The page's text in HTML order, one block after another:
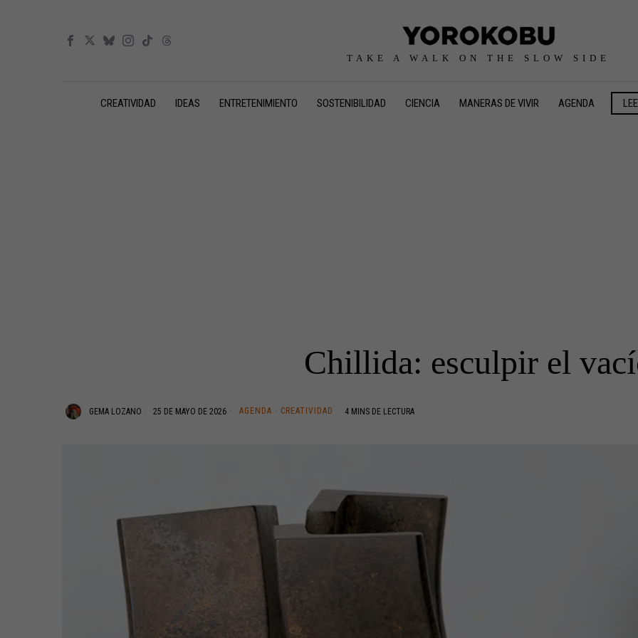
TAKE A WALK ON THE SLOW SIDE
CREATIVIDAD IDEAS ENTRETENIMIENTO SOSTENIBILIDAD CIENCIA MANERAS DE VIVIR AGENDA
Chillida: esculpir el
GEMA LOZANO 25 DE MAYO DE 2026 AGENDA · CREATIVIDAD 4 MINS DE LECTURA